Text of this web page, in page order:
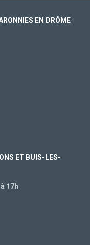
EN DRÔME
ET BUIS-LES-
17h